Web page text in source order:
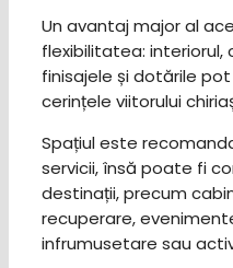
Un avantaj major al
flexibilitatea:
finisajele și dotările
cerințele viitorului
Spațiul este
servicii, însă poate fi
destinații, precum
recuperare,
infrumusetare sau